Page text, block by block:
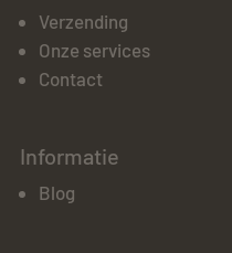
Verzending
Onze services
Contact
Informatie
Blog